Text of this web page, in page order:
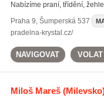
Nabízíme praní, třídění,
Praha 9, Šumperská 537
pradelna-krystal.cz/
NAVIGOVAT VOLAT
Miloš Mareš